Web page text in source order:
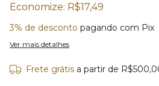
Economize: R$17,49
3% de desconto pagando com Pix
Ver mais detalhes
Frete grátis a partir de